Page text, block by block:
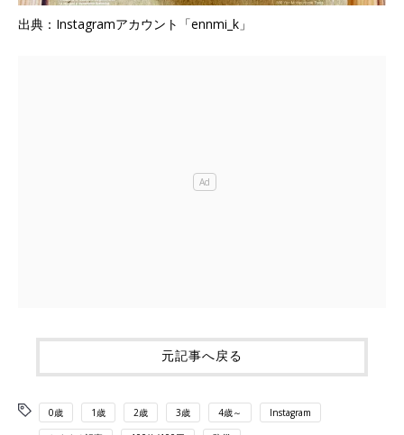
出典：Instagramアカウント「ennmi_k」
元記事へ戻る
0歳 1歳 2歳 3歳 4歳～ Instagram